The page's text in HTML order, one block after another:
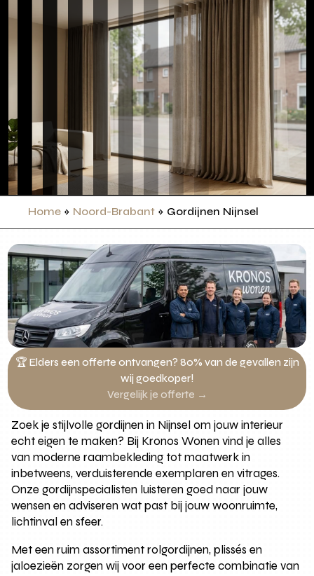
Home» Noord-Brabant» Gordijnen Nijnsel
🏆 Elders een offerte ontvangen? 80% van de gevallen zijn
wij goedkoper!
Vergelijk je offerte →
Zoek je stijlvolle gordijnen in Nijnsel om jouw interieur
echt eigen te maken? Bij Kronos Wonen vind je alles
van moderne raambekleding tot maatwerk in
inbetweens, verduisterende exemplaren en vitrages.
Onze gordijnspecialisten luisteren goed naar jouw
wensen en adviseren wat past bij jouw woonruimte,
lichtinval en sfeer.
Met een ruim assortiment rolgordijnen, plissés en
jaloezieën zorgen wij voor een perfecte combinatie van